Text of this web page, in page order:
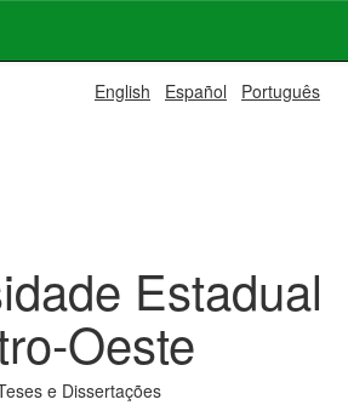
English Español Português
Estadual
Oeste
e Dissertações